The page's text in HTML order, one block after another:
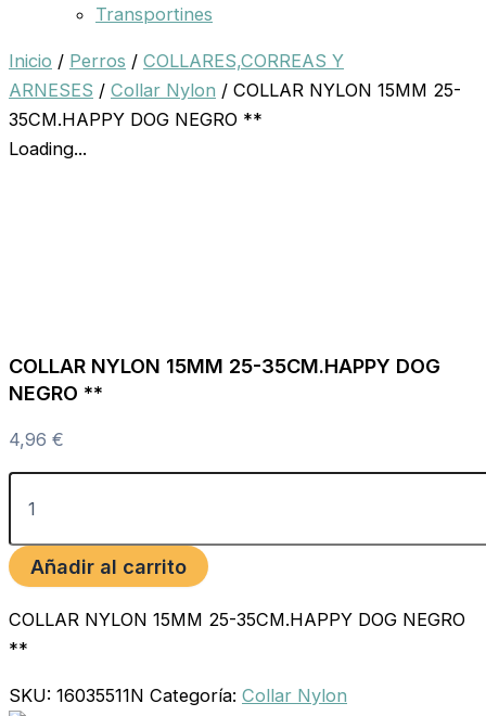
Transportines
Inicio / Perros / COLLARES,CORREAS Y
ARNESES / Collar Nylon / COLLAR NYLON 15MM 25-
35CM.HAPPY DOG NEGRO **
Loading...
COLLAR NYLON 15MM 25-35CM.HAPPY DOG
NEGRO **
4,96 €
Añadir al carrito
COLLAR NYLON 15MM 25-35CM.HAPPY DOG NEGRO
**
SKU: 16035511N Categoría: Collar Nylon